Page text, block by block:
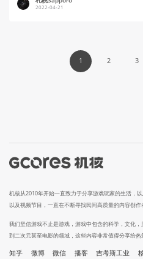
2022-04-21
1 2 3
机核从2010年开始一直致力于分享游戏玩家的生活，
以及视频节目，一直在不断寻找民间高质量的内容创作
我们坚信游戏不止是游戏，游戏中包含的科学，文化
到二次元甚至电影的领域，这些内容非常值得分享给热
知乎 微博 微信 播客 吉考斯工业